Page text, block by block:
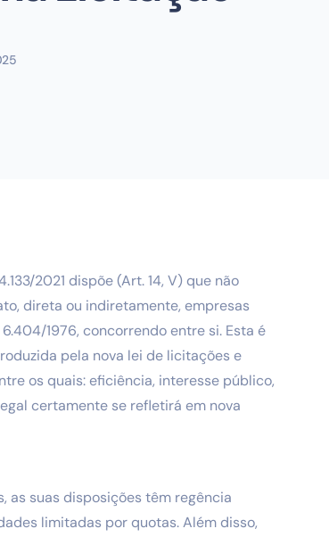
2021 dispõe (Art. 14, V) que não
direta ou indiretamente, empresas
1976, concorrendo entre si. Esta é
pela nova lei de licitações e
os quais: eficiência, interesse público,
certamente se refletirá em nova
as suas disposições têm regência
limitadas por quotas. Além disso,